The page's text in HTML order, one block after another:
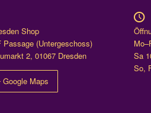
Shop
Passage (Untergeschoss)
2, 01067 Dresden
Google Maps
Sa
So,